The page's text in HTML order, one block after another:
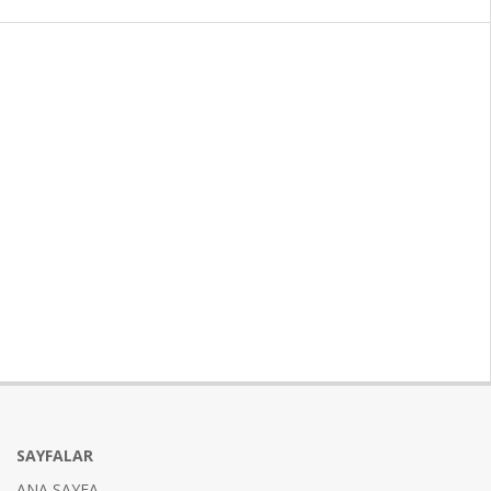
SAYFALAR